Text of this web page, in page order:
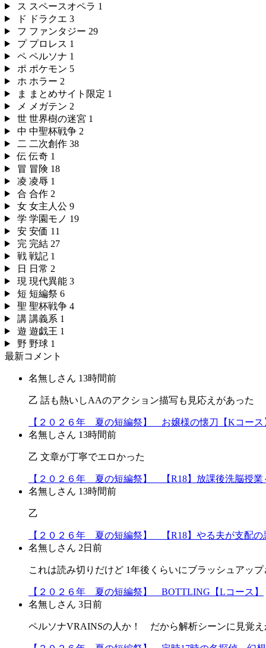
ス スペースオペラ 1
ド
ドラクエ 3
フ ファンタジー 29
プ プロレス 1
ペ ペルソナ 1
ポ ポケモン 5
ホ ホラー 2
ま
まとめサイト限定 1
メ
メガテン 2
世 世界樹の迷宮 1
中 中聖杯戦争 2
二 二次創作 38
伝伝奇 1
冒 冒険 18
凌 凌辱 1
合 合作 2
女 女主人公 9
学 学園モノ 19
安 安価 11
完 完結 27
戦 戦記 1
日
日常 2
現 現代異能 3
短 短編祭 6
聖 聖杯戦争 4
講 講義系 1
遊 遊戯王 1
野 野球 1
最新コメント
名無しさん 13時間前
乙 話も熱いしAAのアクション描写も見応えがあった
【２０２６年 夏の短編祭】 お嬢様の懐刀【Kコース
名無しさん 13時間前
乙 文章が丁寧でエロかった
【２０２６年 夏の短編祭】 【R18】放課後洗脳授
名無しさん 13時間前
乙
【２０２６年 夏の短編祭】 【R18】やる夫が支配の
名無しさん 2日前
これは読み切りだけど 1年後くらいにブラッシュアッ
【２０２６年 夏の短編祭】 BOTTLING【Lコース】
名無しさん 3日前
ペルソナVRAINSの人か！ だから解析シーンに見覚